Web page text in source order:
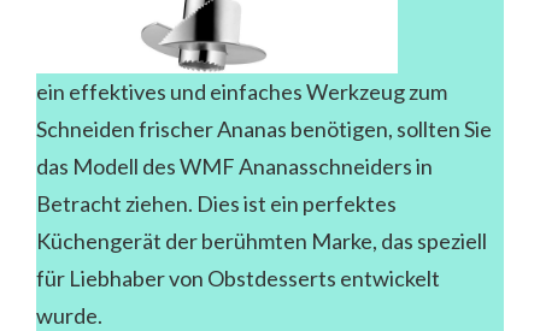
ein effektives und einfaches Werkzeug zum
Schneiden frischer Ananas benötigen, sollten Sie
das Modell des WMF Ananasschneiders in
Betracht ziehen. Dies ist ein perfektes
Küchengerät der berühmten Marke, das speziell
für Liebhaber von Obstdesserts entwickelt
wurde.